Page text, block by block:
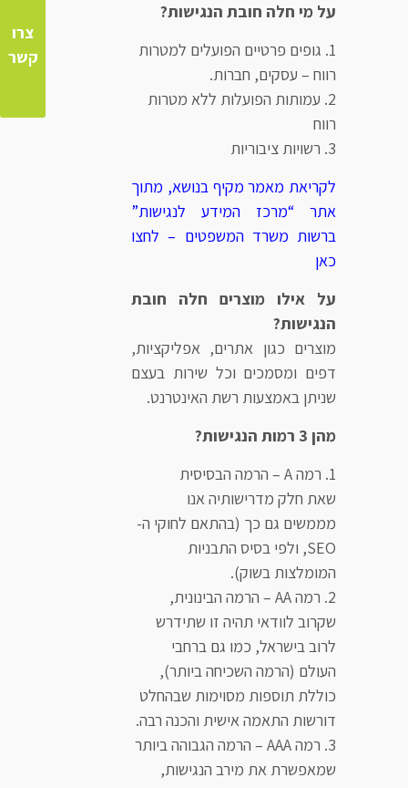
על מי חלה חובת הנגישות?
גופים פרטיים הפועלים למטרות
רווח – עסקים, חברות.
עמותות הפועלות ללא מטרות
רווח
רשויות ציבוריות
לקריאת מאמר מקיף בנושא, מתוך
אתר “מרכז המידע לנגישות”
ברשות משרד המשפטים – לחצו
כאן
על אילו מוצרים חלה חובת
הנגישות?
מוצרים כגון אתרים, אפליקציות,
דפים ומסמכים וכל שירות בעצם
שניתן באמצעות רשת האינטרנט.
מהן 3 רמות הנגישות?
רמה A – הרמה הבסיסית
שאת חלק מדרישותיה אנו
מממשים גם כך (בהתאם לחוקי ה-
SEO, ולפי בסיס התבניות
המומלצות בשוק).
רמה AA – הרמה הבינונית,
שקרוב לוודאי תהיה זו שתידרש
לרוב בישראל, כמו גם ברחבי
העולם (הרמה השכיחה ביותר),
כוללת תוספות מסוימות שבהחלט
דורשות התאמה אישית והכנה רבה.
רמה AAA – הרמה הגבוהה ביותר
שמאפשרת את מירב הנגישות,
צרו
קשר